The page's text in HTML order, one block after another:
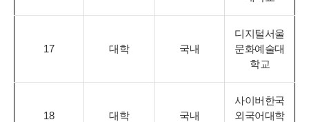
17 대학 국내
디지털서울
문화예술대
학교
18 대학 국내
사이버한국
외국어대학